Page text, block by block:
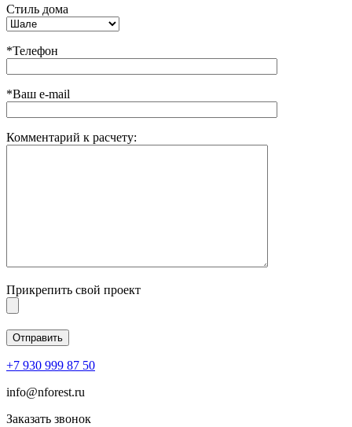
Стиль дома
*Телефон
*Ваш e-mail
Комментарий к расчету:
Прикрепить свой проект
+7 930 999 87 50
info@nforest.ru
Заказать звонок